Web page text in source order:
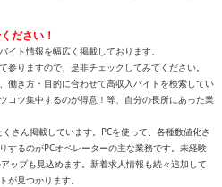
ださい！
イト情報を幅広く掲載しております。
りますので、是非チェックしてみてください。
働き方・目的に合わせて高収入バイトを検索してい
コツ集中するのが得意！等、自分の長所にあった業
さん掲載しています。PCを使って、各種数値化さ
するのがPCオペレーターの主な業務です。未経験
ップも見込めます。新着求人情報も続々追加して
が見つかります。